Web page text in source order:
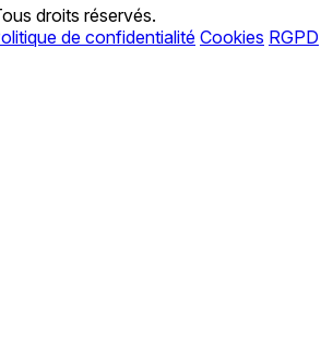
droits réservés.
de confidentialité Cookies RGPD